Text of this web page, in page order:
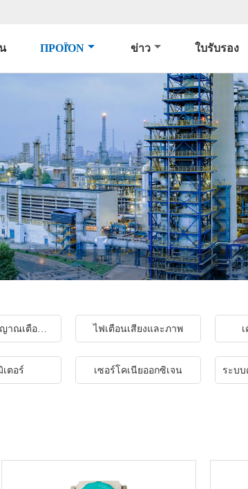
ΠΡΟΪΌΝ ข่าว ใบรับรอง
ตัวควบคุมสัญญาณเตือนแก๊ส ไฟเตือนเสียงและภาพ
ตอร์ เซอร์โคเนียออกซิเจน